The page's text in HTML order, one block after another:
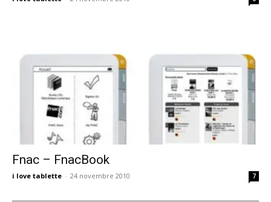
Fnac – FnacBook
i love tablette - 24 novembre 2010 7